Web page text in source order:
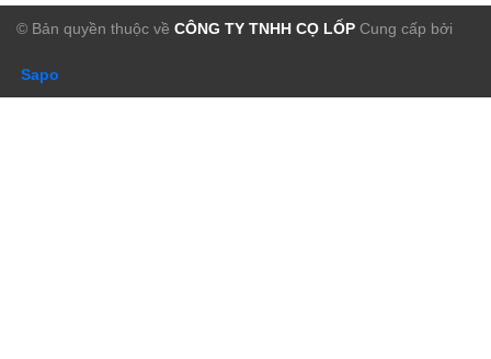
© Bản quyền thuộc về CÔNG TY TNHH CỌ LỐP Cung cấp bởi
Sapo